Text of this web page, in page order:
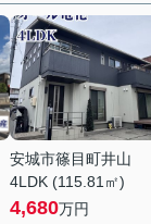
安城市篠目町井山
4LDK (115.81㎡)
4,680万円